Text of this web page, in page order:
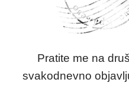
Pratite me na
svakodnevno